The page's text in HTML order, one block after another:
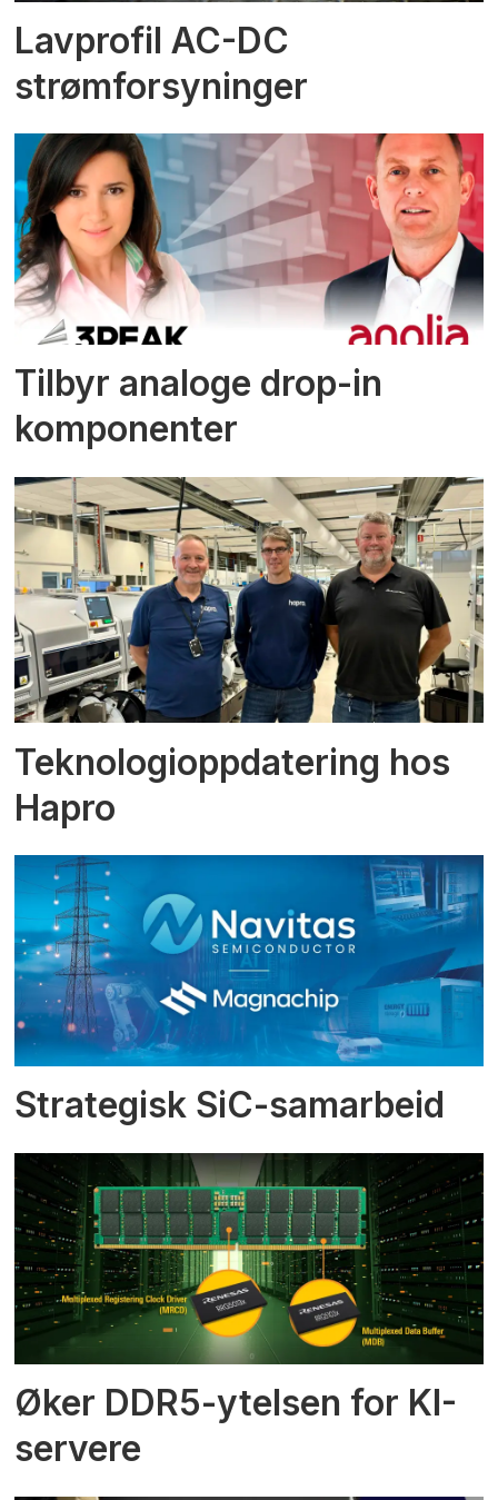
Lavprofil AC-DC
strømforsyninger
Tilbyr analoge drop-in
komponenter
Teknologioppdatering hos
Hapro
Strategisk SiC-samarbeid
Øker DDR5-ytelsen for KI-
servere